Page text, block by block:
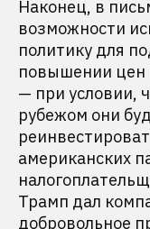
Наконец, в
возможности
политику для
повышении цен
— при условии,
рубежом они
американских
Трамп дал
добровольное